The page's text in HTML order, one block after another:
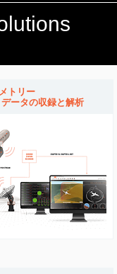
トリー
ータの収録と解析